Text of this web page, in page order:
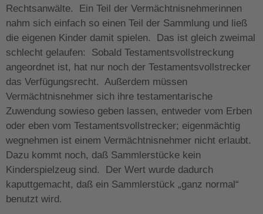
Rechtsanwälte. Ein Teil der Vermächtnisnehmerinnen
nahm sich einfach so einen Teil der Sammlung und ließ
die eigenen Kinder damit spielen. Das ist gleich zweimal
schlecht gelaufen: Sobald Testamentsvollstreckung
angeordnet ist, hat nur noch der Testamentsvollstrecker
das Verfügungsrecht. Außerdem müssen
Vermächtnisnehmer sich ihre testamentarische
Zuwendung sowieso geben lassen, entweder vom Erben
oder eben vom Testamentsvollstrecker; eigenmächtig
wegnehmen ist einem Vermächtnisnehmer nicht erlaubt.
Dazu kommt noch, daß Sammlerstücke kein
Kinderspielzeug sind. Der Wert wurde dadurch
kaputtgemacht, daß ein Sammlerstück „ganz normal“
benutzt wird.